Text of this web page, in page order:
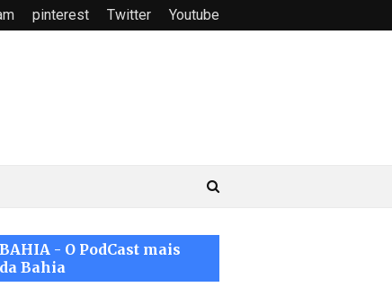
pinterest Twitter Youtube
- O PodCast mais
Bahia